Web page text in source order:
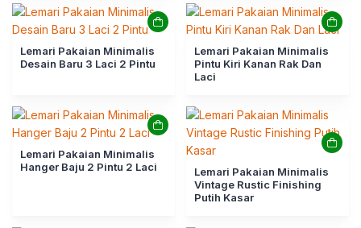
Lemari Pakaian Minimalis
Desain Baru 3 Laci 2 Pintu
Lemari Pakaian Minimalis
Pintu Kiri Kanan Rak Dan
Laci
Lemari Pakaian Minimalis
Hanger Baju 2 Pintu 2 Laci
Lemari Pakaian Minimalis
Vintage Rustic Finishing
Putih Kasar